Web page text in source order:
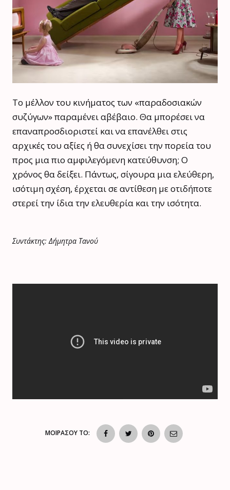
Το μέλλον του κινήματος των «παραδοσιακών
συζύγων» παραμένει αβέβαιο. Θα μπορέσει να
επαναπροσδιοριστεί και να επανέλθει στις
αρχικές του αξίες ή θα συνεχίσει την πορεία του
προς μια πιο αμφιλεγόμενη κατεύθυνση; Ο
χρόνος θα δείξει. Πάντως, σίγουρα μια ελεύθερη,
ισότιμη σχέση, έρχεται σε αντίθεση με οτιδήποτε
στερεί την ίδια την ελευθερία και την ισότητα.
Συντάκτης: Δήμητρα Τανού
ΜΟΙΡΑΣΟΥ ΤΟ: